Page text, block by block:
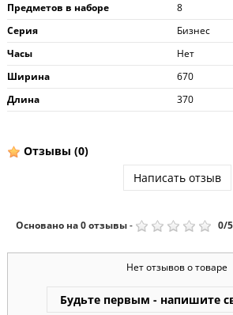
Предметов в наборе
8
Серия
Бизнес
Часы
Нет
Ширина
670
Длина
370
Отзывы (0)
Написать отзыв
Основано на0отзывы- 0/5
Нет отзывов о товаре
Будьте первым - напишите